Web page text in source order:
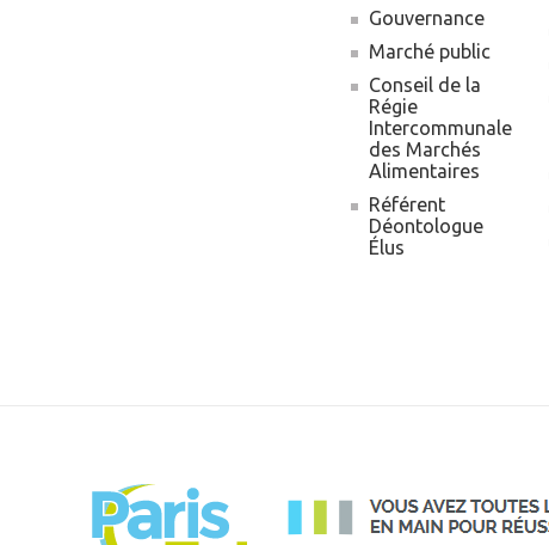
Gouvernance
Marché public
Conseil de la
Régie
Intercommunale
des Marchés
Alimentaires
Référent
Déontologue
Élus